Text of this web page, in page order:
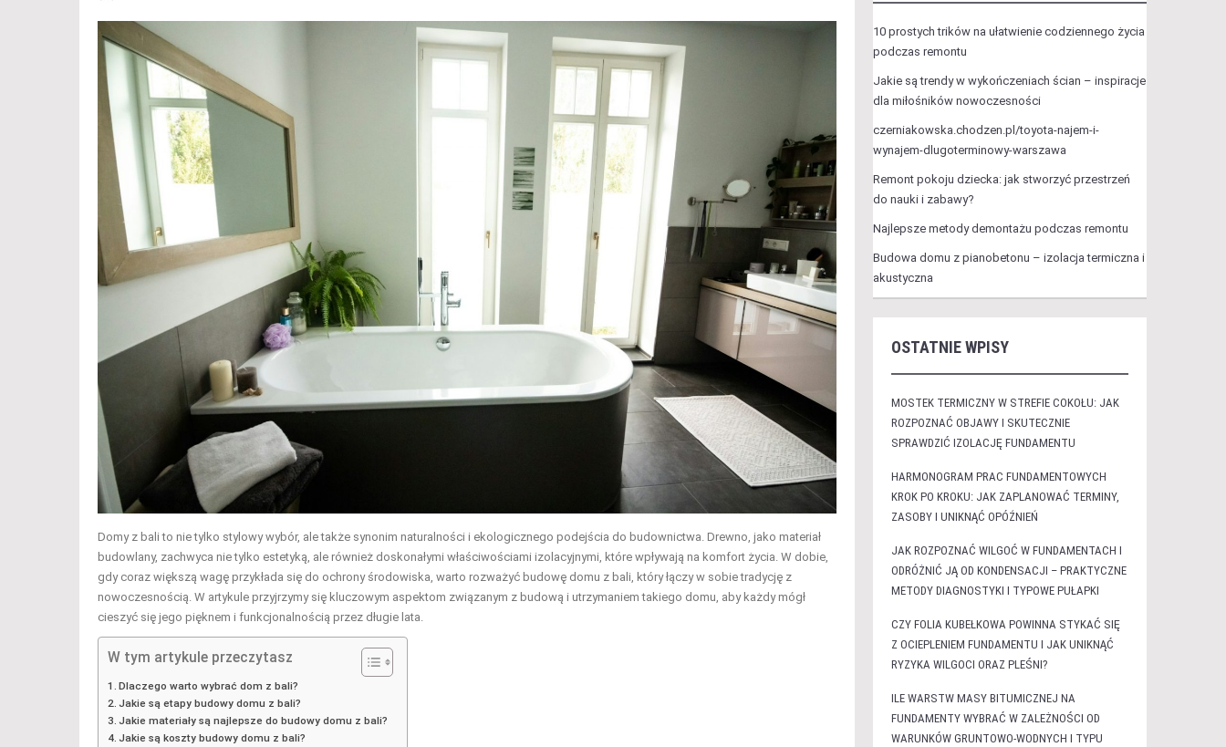
Domy z bali to nie tylko stylowy wybór, ale także synonim naturalności i ekologicznego podejścia do budownictwa. Drewno, jako materiał
budowlany, zachwyca nie tylko estetyką, ale również doskonałymi właściwościami izolacyjnymi, które wpływają na komfort życia. W dobie,
gdy coraz większą wagę przykłada się do ochrony środowiska, warto rozważyć budowę domu z bali, który łączy w sobie tradycję z
nowoczesnością. W artykule przyjrzymy się kluczowym aspektom związanym z budową i utrzymaniem takiego domu, aby każdy mógł
cieszyć się jego pięknem i funkcjonalnością przez długie lata.
W tym artykule przeczytasz
Dlaczego warto wybrać dom z bali?
Jakie są etapy budowy domu z bali?
Jakie materiały są najlepsze do budowy domu z bali?
Jakie są koszty budowy domu z bali?
10 prostych trików na ułatwienie codziennego życia
podczas remontu
Jakie są trendy w wykończeniach ścian – inspiracje
dla miłośników nowoczesności
czerniakowska.chodzen.pl/toyota-najem-i-
wynajem-dlugoterminowy-warszawa
Remont pokoju dziecka: jak stworzyć przestrzeń
do nauki i zabawy?
Najlepsze metody demontażu podczas remontu
Budowa domu z pianobetonu – izolacja termiczna i
akustyczna
OSTATNIE WPISY
MOSTEK TERMICZNY W STREFIE COKOŁU: JAK
ROZPOZNAĆ OBJAWY I SKUTECZNIE
SPRAWDZIĆ IZOLACJĘ FUNDAMENTU
HARMONOGRAM PRAC FUNDAMENTOWYCH
KROK PO KROKU: JAK ZAPLANOWAĆ TERMINY,
ZASOBY I UNIKNĄĆ OPÓŹNIEŃ
JAK ROZPOZNAĆ WILGOĆ W FUNDAMENTACH I
ODRÓŻNIĆ JĄ OD KONDENSACJI – PRAKTYCZNE
METODY DIAGNOSTYKI I TYPOWE PUŁAPKI
CZY FOLIA KUBEŁKOWA POWINNA STYKAĆ SIĘ
Z OCIEPLENIEM FUNDAMENTU I JAK UNIKNĄĆ
RYZYKA WILGOCI ORAZ PLEŚNI?
ILE WARSTW MASY BITUMICZNEJ NA
FUNDAMENTY WYBRAĆ W ZALEŻNOŚCI OD
WARUNKÓW GRUNTOWO-WODNYCH I TYPU